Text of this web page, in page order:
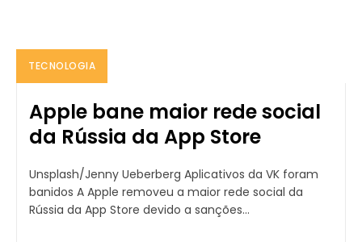
TECNOLOGIA
Apple bane maior rede social
da Rússia da App Store
Unsplash/Jenny Ueberberg Aplicativos da VK foram
banidos A Apple removeu a maior rede social da
Rússia da App Store devido a sanções...